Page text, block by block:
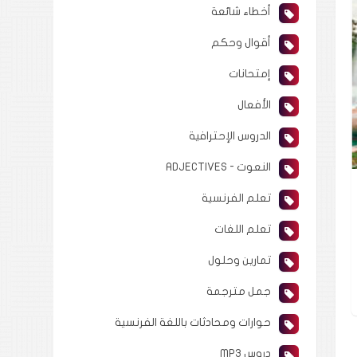
أخطاء شائعة
أقوال وحكم
إمتحانات
الأفعال
الدروس الإحترافية
النعوت - ADJECTIVES
تعلم الفرنسية
تعلم اللغات
تمارين وحلول
جمل مترجمة
حوارات ومحادثات باللغة الفرنسية
دروس MP3